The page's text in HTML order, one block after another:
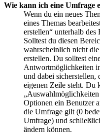
Wie kann ich eine Umfrage
Wenn du ein neues
eines Themas
erstellen“ unterhalb
Solltest du diesen
wahrscheinlich nicht
erstellen. Du solltest
Antwortmöglichkeiten
und dabei
eigenen Zeile steht. Du
Optionen ein Benutzer
die Umfrage gilt (0
Umfrage) und
ändern können.